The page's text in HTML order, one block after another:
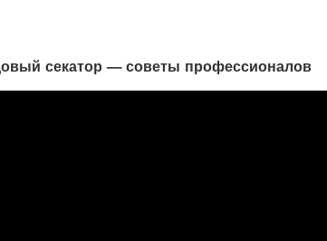
секатор — советы профессионалов